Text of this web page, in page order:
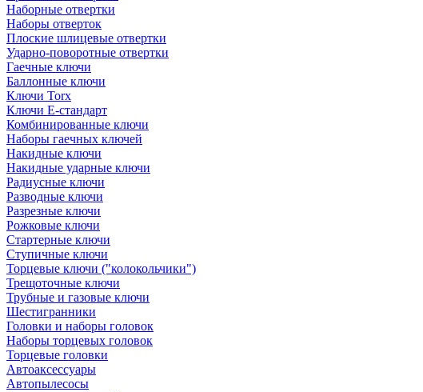
Наборные отвертки
Наборы отверток
Плоские шлицевые отвертки
Ударно-поворотные отвертки
Гаечные ключи
Баллонные ключи
Ключи Torx
Ключи Е-стандарт
Комбинированные ключи
Наборы гаечных ключей
Накидные ключи
Накидные ударные ключи
Радиусные ключи
Разводные ключи
Разрезные ключи
Рожковые ключи
Стартерные ключи
Ступичные ключи
Торцевые ключи ("колокольчики")
Трещоточные ключи
Трубные и газовые ключи
Шестигранники
Головки и наборы головок
Наборы торцевых головок
Торцевые головки
Автоаксессуары
Автопылесосы